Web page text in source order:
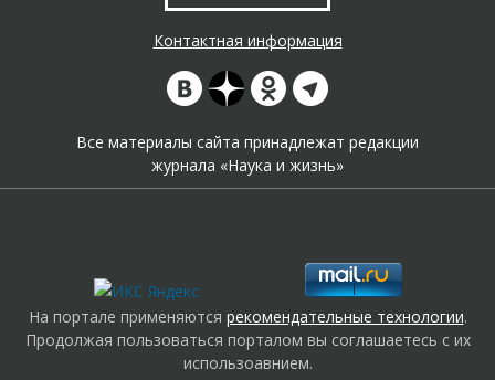
Контактная информация
Все материалы сайта принадлежат редакции
журнала «Наука и жизнь»
На портале применяются рекомендательные технологии.
Продолжая пользоваться порталом вы соглашаетесь с их
использоавнием.